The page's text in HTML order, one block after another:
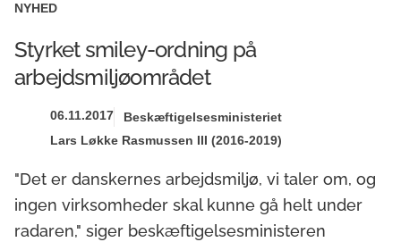
NYHED
Styrket smiley-ordning på
arbejdsmiljøområdet
06.11.2017
Beskæftigelsesministeriet
Lars Løkke Rasmussen III (2016-2019)
"Det er danskernes arbejdsmiljø, vi taler om, og
ingen virksomheder skal kunne gå helt under
radaren," siger beskæftigelsesministeren